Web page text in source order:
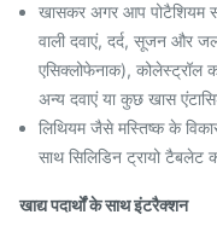
खासकर अगर आप पोटैशियम
वाली दवाएं, दर्द, सूजन और
एसिक्लोफेनाक), कोलेस्ट्रॉल
अन्य दवाएं या कुछ खास
लिथियम जैसे मस्तिष्क के
साथ सिलिडिन ट्रायो टैबलेट
खाद्य पदार्थों के साथ इंटरैक्शन